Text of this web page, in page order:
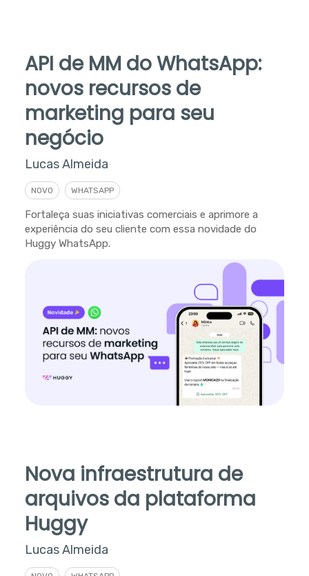
API de MM do WhatsApp:
novos recursos de
marketing para seu
negócio
Lucas Almeida
NOVO WHATSAPP
Fortaleça suas iniciativas comerciais e aprimore a
experiência do seu cliente com essa novidade do
Huggy WhatsApp.
Nova infraestrutura de
arquivos da plataforma
Huggy
Lucas Almeida